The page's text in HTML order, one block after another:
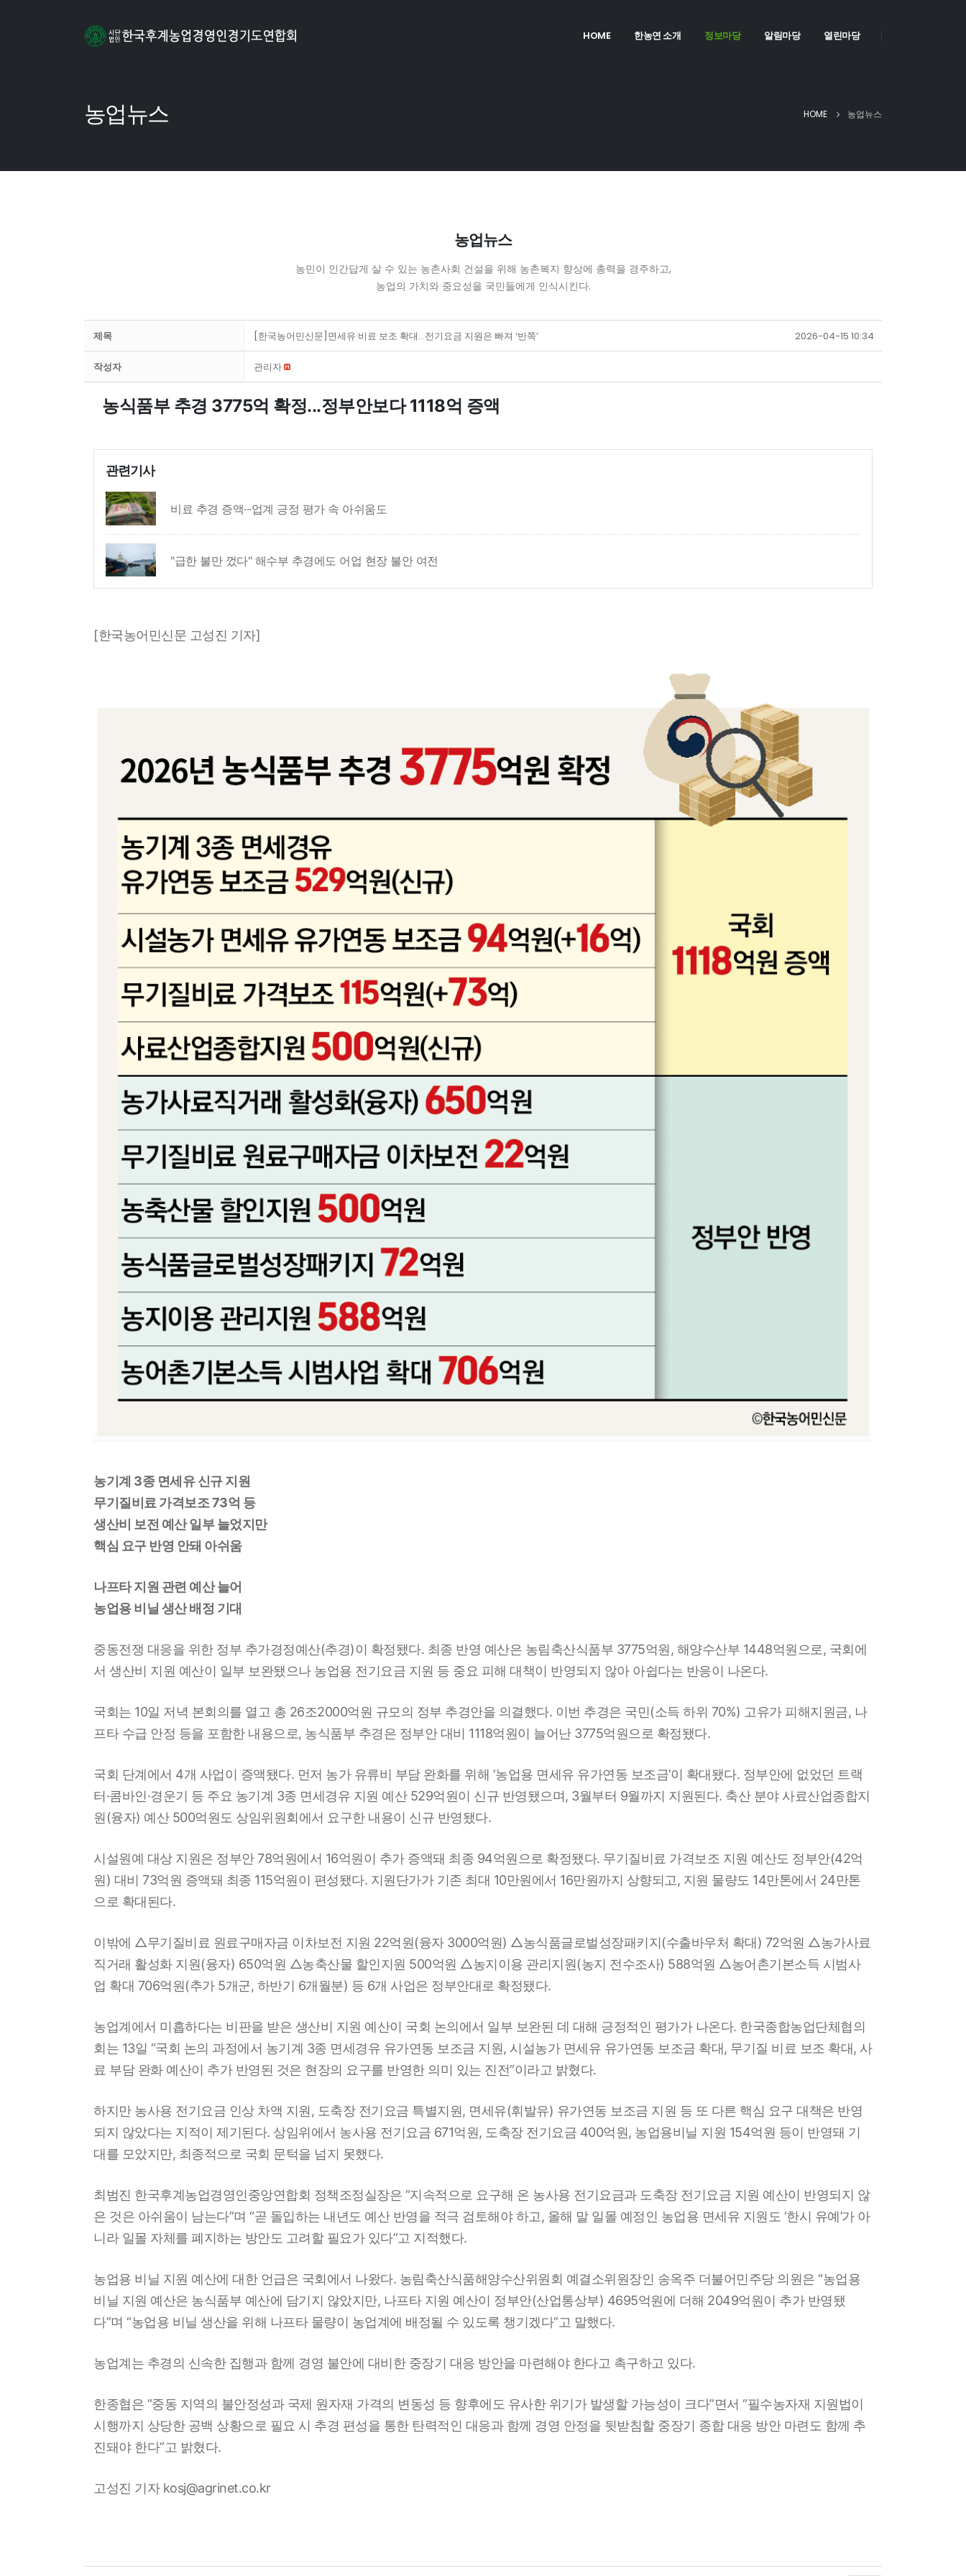
HOME 한농연 소개 정보마당 알림마당 열린마당
농업뉴스 HOME 농업뉴스
농업뉴스
농민이 인간답게 살 수 있는 농촌사회 건설을 위해 농촌복지 향상에 총력을 경주하고,
농업의 가치와 중요성을 국민들에게 인식시킨다.
제목 [한국농어민신문]면세유·비료 보조 확대…전기요금 지원은 빠져 ‘반쪽’ 2026-04-15 10:34
작성자 관리자
농식품부 추경 3775억 확정...정부안보다 1118억 증액
관련기사
비료 추경 증액···업계 긍정 평가 속 아쉬움도
"급한 불만 껐다" 해수부 추경에도 어업 현장 불안 여전
[한국농어민신문 고성진 기자]
농기계 3종 면세유 신규 지원
무기질비료 가격보조 73억 등
생산비 보전 예산 일부 늘었지만
핵심 요구 반영 안돼 아쉬움
나프타 지원 관련 예산 늘어
농업용 비닐 생산 배정 기대
중동전쟁 대응을 위한 정부 추가경정예산(추경)이 확정됐다. 최종 반영 예산은 농림축산식품부 3775억원, 해양수산부 1448억원으로, 국회에
서 생산비 지원 예산이 일부 보완됐으나 농업용 전기요금 지원 등 중요 피해 대책이 반영되지 않아 아쉽다는 반응이 나온다.
국회는 10일 저녁 본회의를 열고 총 26조2000억원 규모의 정부 추경안을 의결했다. 이번 추경은 국민(소득 하위 70%) 고유가 피해지원금, 나
프타 수급 안정 등을 포함한 내용으로, 농식품부 추경은 정부안 대비 1118억원이 늘어난 3775억원으로 확정됐다.
국회 단계에서 4개 사업이 증액됐다. 먼저 농가 유류비 부담 완화를 위해 ‘농업용 면세유 유가연동 보조금’이 확대됐다. 정부안에 없었던 트랙
터·콤바인·경운기 등 주요 농기계 3종 면세경유 지원 예산 529억원이 신규 반영됐으며, 3월부터 9월까지 지원된다. 축산 분야 사료산업종합지
원(융자) 예산 500억원도 상임위원회에서 요구한 내용이 신규 반영됐다.
시설원예 대상 지원은 정부안 78억원에서 16억원이 추가 증액돼 최종 94억원으로 확정됐다. 무기질비료 가격보조 지원 예산도 정부안(42억
원) 대비 73억원 증액돼 최종 115억원이 편성됐다. 지원단가가 기존 최대 10만원에서 16만원까지 상향되고, 지원 물량도 14만톤에서 24만톤
으로 확대된다.
이밖에 △무기질비료 원료구매자금 이차보전 지원 22억원(융자 3000억원) △농식품글로벌성장패키지(수출바우처 확대) 72억원 △농가사료
직거래 활성화 지원(융자) 650억원 △농축산물 할인지원 500억원 △농지이용 관리지원(농지 전수조사) 588억원 △농어촌기본소득 시범사
업 확대 706억원(추가 5개군, 하반기 6개월분) 등 6개 사업은 정부안대로 확정됐다.
농업계에서 미흡하다는 비판을 받은 생산비 지원 예산이 국회 논의에서 일부 보완된 데 대해 긍정적인 평가가 나온다. 한국종합농업단체협의
회는 13일 “국회 논의 과정에서 농기계 3종 면세경유 유가연동 보조금 지원, 시설농가 면세유 유가연동 보조금 확대, 무기질 비료 보조 확대, 사
료 부담 완화 예산이 추가 반영된 것은 현장의 요구를 반영한 의미 있는 진전”이라고 밝혔다.
하지만 농사용 전기요금 인상 차액 지원, 도축장 전기요금 특별지원, 면세유(휘발유) 유가연동 보조금 지원 등 또 다른 핵심 요구 대책은 반영
되지 않았다는 지적이 제기된다. 상임위에서 농사용 전기요금 671억원, 도축장 전기요금 400억원, 농업용비닐 지원 154억원 등이 반영돼 기
대를 모았지만, 최종적으로 국회 문턱을 넘지 못했다.
최범진 한국후계농업경영인중앙연합회 정책조정실장은 “지속적으로 요구해 온 농사용 전기요금과 도축장 전기요금 지원 예산이 반영되지 않
은 것은 아쉬움이 남는다”며 “곧 돌입하는 내년도 예산 반영을 적극 검토해야 하고, 올해 말 일몰 예정인 농업용 면세유 지원도 ‘한시 유예’가 아
니라 일몰 자체를 폐지하는 방안도 고려할 필요가 있다”고 지적했다.
농업용 비닐 지원 예산에 대한 언급은 국회에서 나왔다. 농림축산식품해양수산위원회 예결소위원장인 송옥주 더불어민주당 의원은 “농업용
비닐 지원 예산은 농식품부 예산에 담기지 않았지만, 나프타 지원 예산이 정부안(산업통상부) 4695억원에 더해 2049억원이 추가 반영됐
다”며 “농업용 비닐 생산을 위해 나프타 물량이 농업계에 배정될 수 있도록 챙기겠다”고 말했다.
농업계는 추경의 신속한 집행과 함께 경영 불안에 대비한 중장기 대응 방안을 마련해야 한다고 촉구하고 있다.
한종협은 “중동 지역의 불안정성과 국제 원자재 가격의 변동성 등 향후에도 유사한 위기가 발생할 가능성이 크다”면서 “필수농자재 지원법이
시행까지 상당한 공백 상황으로 필요 시 추경 편성을 통한 탄력적인 대응과 함께 경영 안정을 뒷받침할 중장기 종합 대응 방안 마련도 함께 추
진돼야 한다”고 밝혔다.
고성진 기자 kosj@agrinet.co.kr